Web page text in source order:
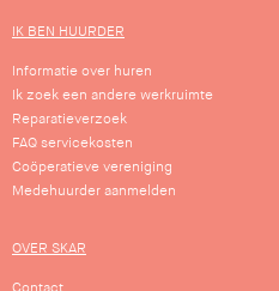
IK BEN HUURDER
Informatie over huren
Ik zoek een andere werkruimte
Reparatieverzoek
FAQ servicekosten
Coöperatieve vereniging
Medehuurder aanmelden
OVER SKAR